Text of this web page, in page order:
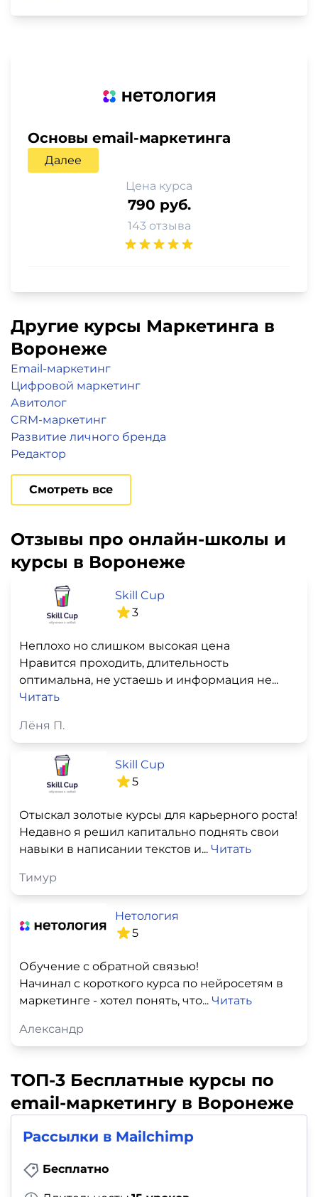
Основы email-маркетинга
Далее
Цена курса
790 руб.
143 отзыва
Другие курсы Маркетинга в
Воронеже
Email-маркетинг
Цифровой маркетинг
Авитолог
CRM-маркетинг
Развитие личного бренда
Редактор
Смотреть все
Отзывы про онлайн-школы и
курсы в Воронеже
Skill Cup
3
Неплохо но слишком высокая цена
Нравится проходить, длительность
оптимальна, не устаешь и информация не...
Читать
Лёня П.
Skill Cup
5
Отыскал золотые курсы для карьерного роста!
Недавно я решил капитально поднять свои
навыки в написании текстов и... Читать
Тимур
Нетология
5
Обучение с обратной связью!
Начинал с короткого курса по нейросетям в
маркетинге - хотел понять, что... Читать
Александр
ТОП-3 Бесплатные курсы по
email-маркетингу в Воронеже
Рассылки в Mailchimp
Бесплатно